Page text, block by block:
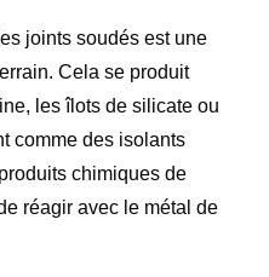
joints soudés est une
Cela se produit
les îlots de silicate ou
comme des isolants
chimiques de
réagir avec le métal de